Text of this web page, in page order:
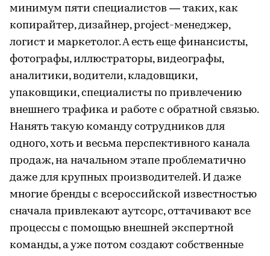
минимум пяти специалистов — таких, как
копирайтер, дизайнер, project-менеджер,
логист и маркетолог. А есть еще финансисты,
фотографы, иллюстраторы, видеографы,
аналитики, водители, кладовщики,
упаковщики, специалисты по привлечению
внешнего трафика и работе с обратной связью.
Нанять такую команду сотрудников для
одного, хоть и весьма перспективного канала
продаж, на начальном этапе проблематично
даже для крупных производителей. И даже
многие бренды с всероссийской известностью
сначала привлекают аутсорс, оттачивают все
процессы с помощью внешней экспертной
команды, а уже потом создают собственные